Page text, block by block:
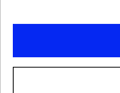
VALIDER VOTRE
Produits